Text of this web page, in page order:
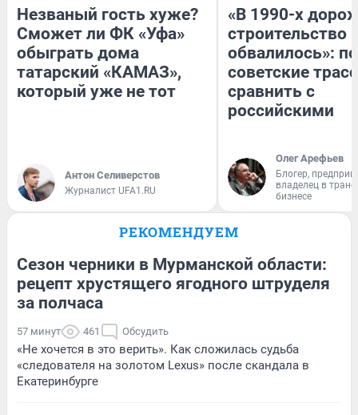
Незваный гость хуже?
Сможет ли ФК «Уфа»
обыграть дома
татарский «КАМАЗ»,
который уже не тот
Антон Селиверстов
Журналист UFA1.RU
«В 1990-х
строительство
обвалилось»:
советские
сравнить с
российскими
Олег Арефьев
Блогер,
владелец в
бизнесе
РЕКОМЕНДУЕМ
Сезон черники в Мурманской области:
рецепт хрустящего ягодного штруделя
за полчаса
57 минут 461 Обсудить
«Не хочется в это верить». Как сложилась судьба
«следователя на золотом Lexus» после скандала в
Екатеринбурге